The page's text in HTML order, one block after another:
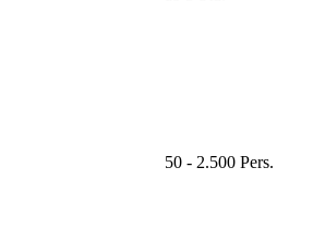
50 - 2.500 Pers.